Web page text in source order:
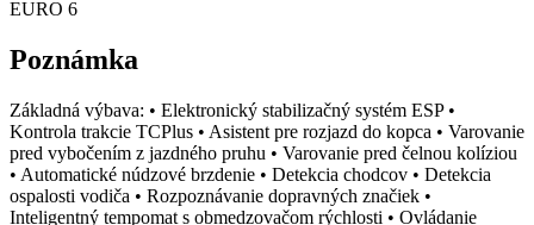
EURO 6
Poznámka
Základná výbava: • Elektronický stabilizačný systém ESP •
Kontrola trakcie TCPlus • Asistent pre rozjazd do kopca • Varovanie
pred vybočením z jazdného pruhu • Varovanie pred čelnou kolíziou
• Automatické núdzové brzdenie • Detekcia chodcov • Detekcia
ospalosti vodiča • Rozpoznávanie dopravných značiek •
Inteligentný tempomat s obmedzovačom rýchlosti • Ovládanie